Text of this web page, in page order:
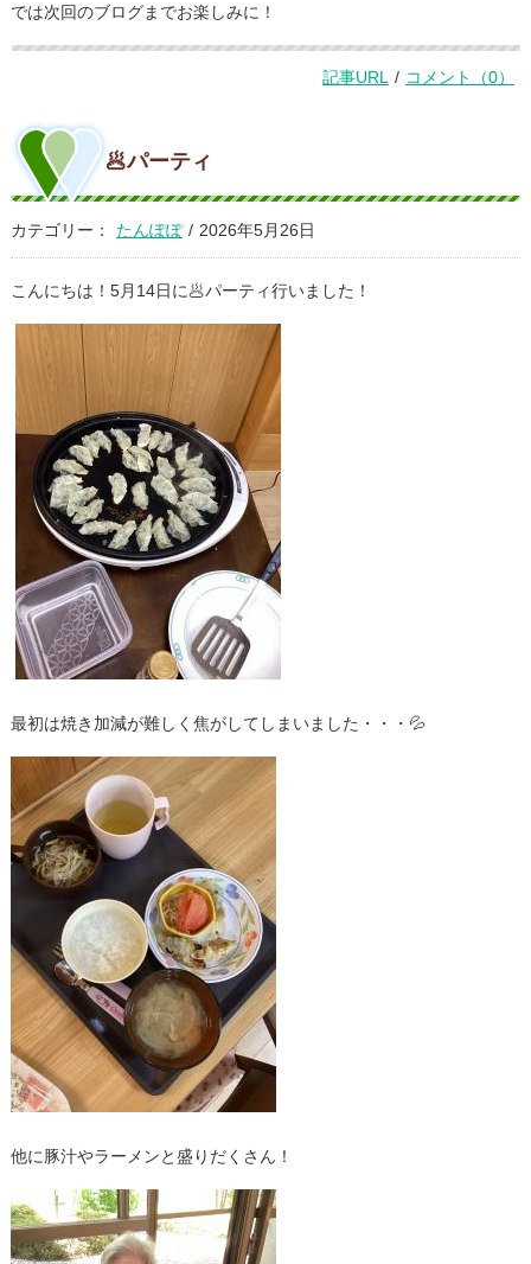
では次回のブログまでお楽しみに！
記事URL / コメント（0）
🥟パーティ
カテゴリー： たんぽぽ / 2026年5月26日
こんにちは！5月14日に🥟パーティ行いました！
最初は焼き加減が難しく焦がしてしまいました・・・💦
他に豚汁やラーメンと盛りだくさん！